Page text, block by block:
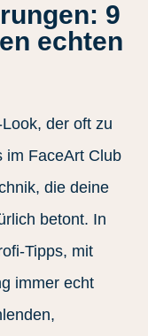
9
echten
der oft zu
im FaceArt Club
die deine
betont. In
Tipps, mit
immer echt